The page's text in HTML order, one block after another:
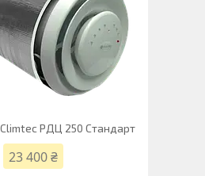
РДЦ 250 Стандарт
23 400 ₴